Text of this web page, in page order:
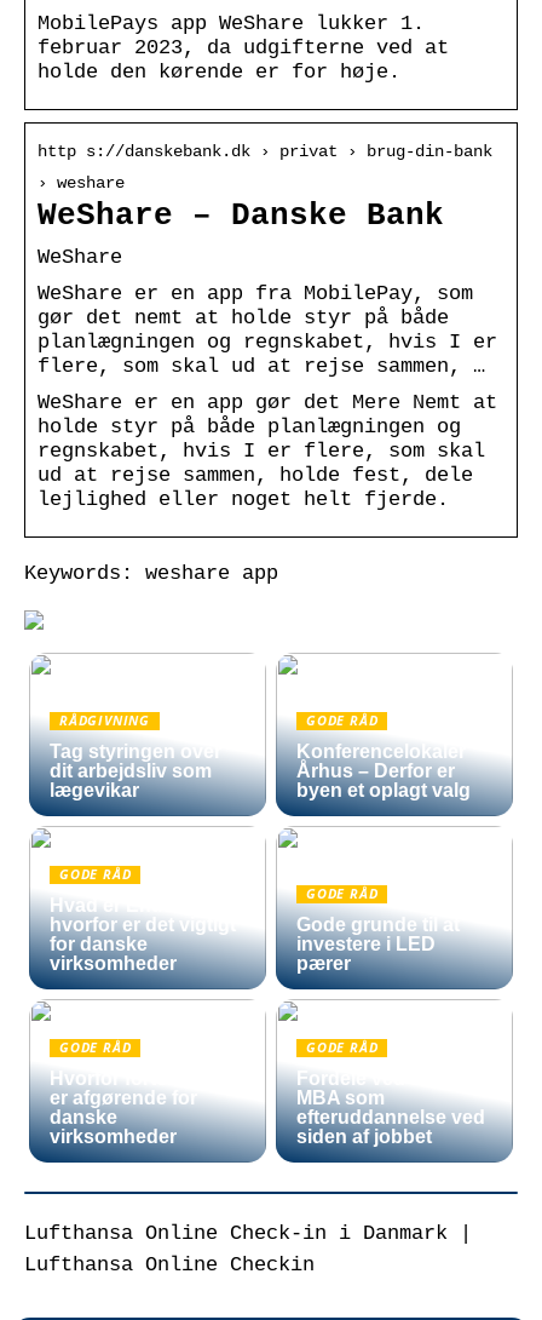
MobilePays app WeShare lukker 1.
februar 2023, da udgifterne ved at
holde den kørende er for høje.
http s://danskebank.dk › privat › brug-din-bank
› weshare
WeShare – Danske Bank
WeShare
WeShare er en app fra MobilePay, som
gør det nemt at holde styr på både
planlægningen og regnskabet, hvis I er
flere, som skal ud at rejse sammen, …
WeShare er en app gør det Mere Nemt at
holde styr på både planlægningen og
regnskabet, hvis I er flere, som skal
ud at rejse sammen, holde fest, dele
lejlighed eller noget helt fjerde.
Keywords: weshare app
RÅDGIVNING
Tag styringen over
dit arbejdsliv som
lægevikar
GODE RÅD
Konferencelokaler
Århus – Derfor er
byen et oplagt valg
GODE RÅD
Hvad er Entra ID, og
hvorfor er det vigtigt
for danske
virksomheder
GODE RÅD
Gode grunde til at
investere i LED
pærer
GODE RÅD
Hvorfor fortoldning
er afgørende for
danske
virksomheder
GODE RÅD
Fordele ved en Mini
MBA som
efteruddannelse ved
siden af jobbet
Lufthansa Online Check-in i Danmark |
Lufthansa Online Checkin